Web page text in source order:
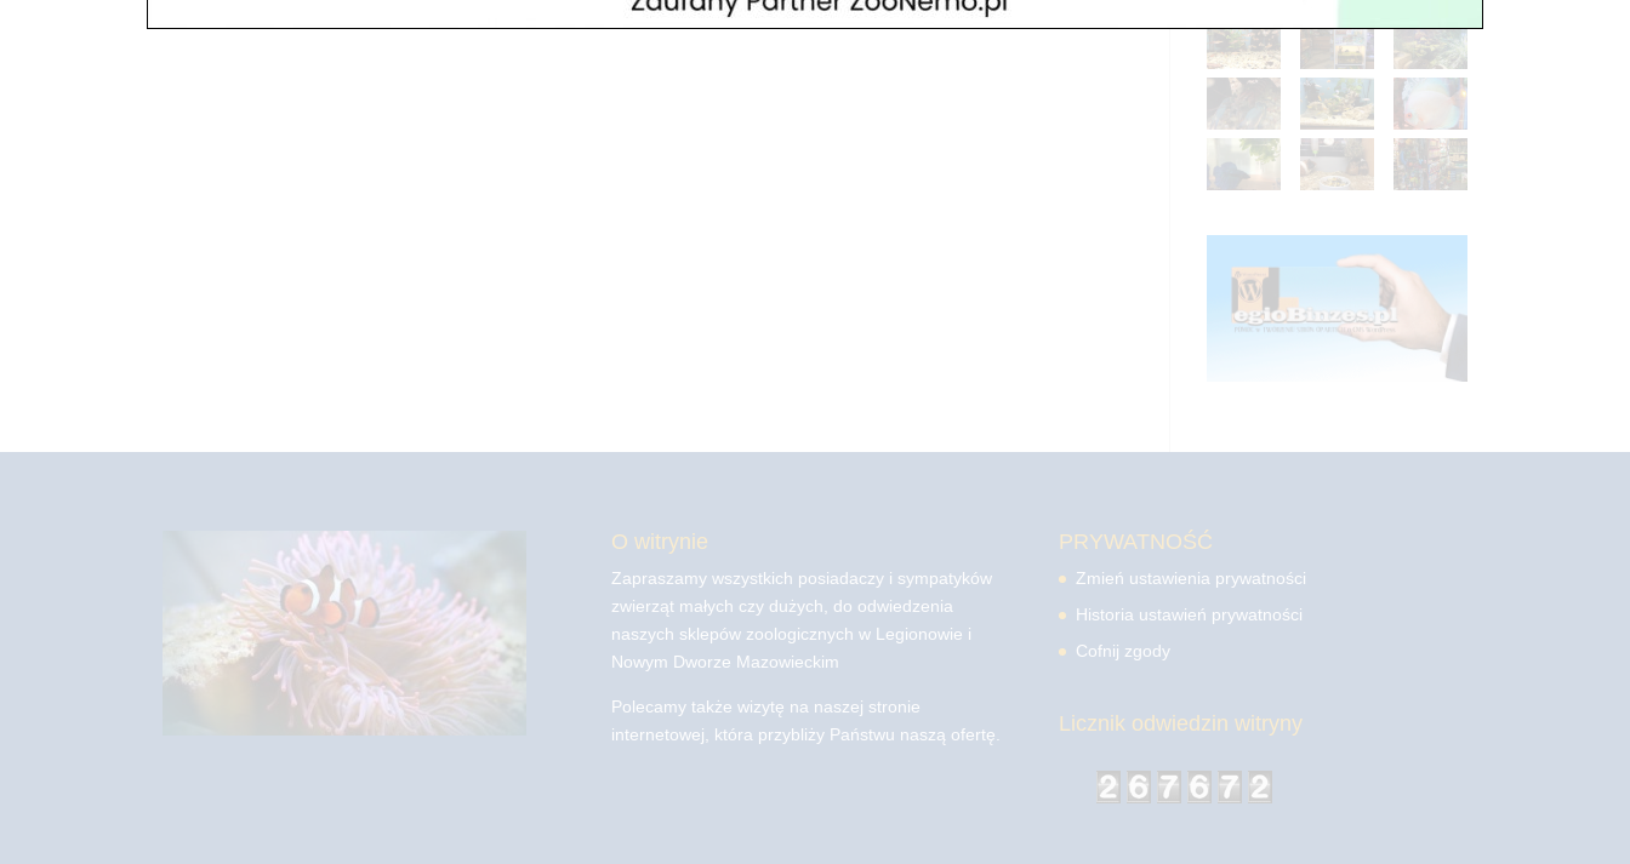
O witrynie
Zapraszamy wszystkich posiadaczy i sympatyków
zwierząt małych czy dużych, do odwiedzenia
naszych sklepów zoologicznych w Legionowie i
Nowym Dworze Mazowieckim
Polecamy także wizytę na naszej stronie
internetowej, która przybliży Państwu naszą ofertę.
PRYWATNOŚĆ
Zmień ustawienia prywatności
Historia ustawień prywatności
Cofnij zgody
Licznik odwiedzin witryny